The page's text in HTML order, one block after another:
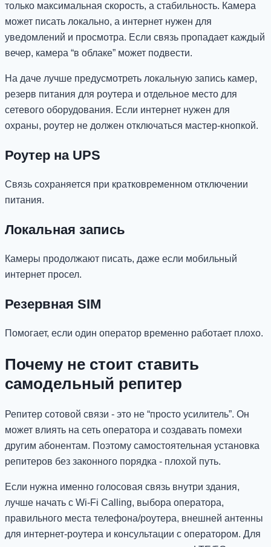
только максимальная скорость, а стабильность. Камера
может писать локально, а интернет нужен для
уведомлений и просмотра. Если связь пропадает каждый
вечер, камера “в облаке” может подвести.
На даче лучше предусмотреть локальную запись камер,
резерв питания для роутера и отдельное место для
сетевого оборудования. Если интернет нужен для
охраны, роутер не должен отключаться мастер-кнопкой.
Роутер на UPS
Связь сохраняется при кратковременном отключении
питания.
Локальная запись
Камеры продолжают писать, даже если мобильный
интернет просел.
Резервная SIM
Помогает, если один оператор временно работает плохо.
Почему не стоит ставить
самодельный репитер
Репитер сотовой связи - это не “просто усилитель”. Он
может влиять на сеть оператора и создавать помехи
другим абонентам. Поэтому самостоятельная установка
репитеров без законного порядка - плохой путь.
Если нужна именно голосовая связь внутри здания,
лучше начать с Wi-Fi Calling, выбора оператора,
правильного места телефона/роутера, внешней антенны
для интернет-роутера и консультации с оператором. Для